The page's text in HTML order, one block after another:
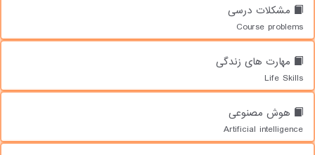
مشکلات درسی
Course problems
مهارت های زندگی
Life Skills
هوش مصنوعی
Artificial intelligence